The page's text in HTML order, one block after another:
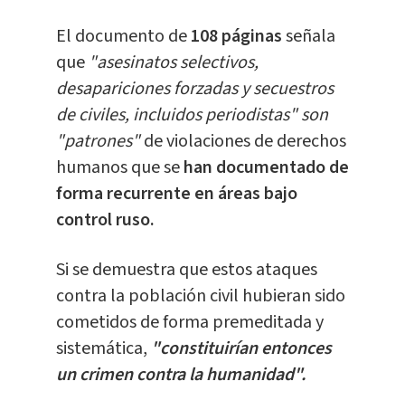
El documento de108 páginasseñala
que "asesinatos selectivos,
desapariciones forzadas y secuestros
de civiles, incluidos periodistas" son
"patrones"de violaciones de derechos
humanos que sehan documentado de
forma recurrente en áreas bajo
control ruso.
Si se demuestra que estos ataques
contra la población civil hubieran sido
cometidos de forma premeditada y
sistemática, "constituirían entonces
un crimen contra la humanidad".